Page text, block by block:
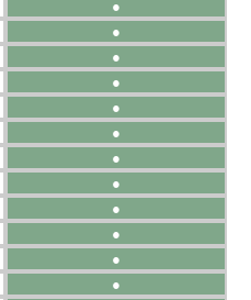
●
●
●
●
●
●
●
●
●
●
●
●